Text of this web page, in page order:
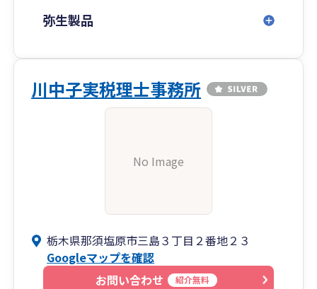
弥生製品
川中子実税理士事務所
No Image
栃木県那須塩原市三島３丁目２番地２３
Googleマップを確認
お問い合わせ
紹介無料